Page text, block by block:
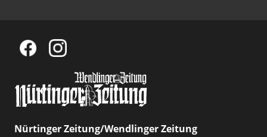
Nürtinger Zeitung/Wendlinger Zeitung